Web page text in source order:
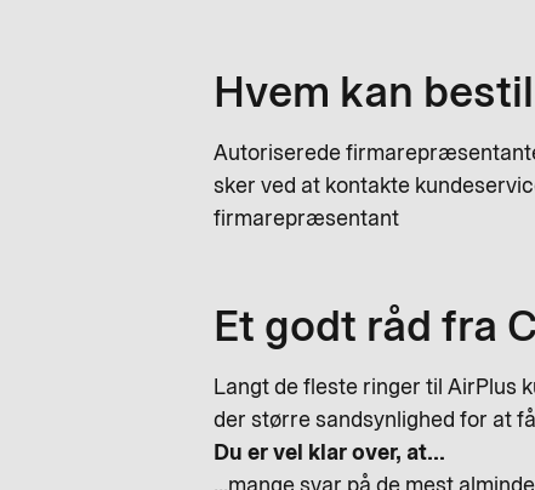
Hvem kan
Autoriserede
sker ved at kontakte
firmarepræsentant
Et godt råd fra
Langt de fleste ringer til AirPlus
der større sandsynlighed for at
Du er vel klar over, at...